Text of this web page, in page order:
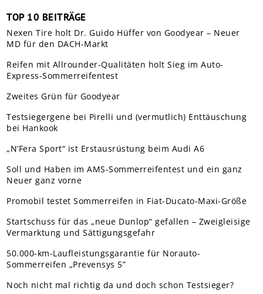
TOP 10 BEITRÄGE
Nexen Tire holt Dr. Guido Hüffer von Goodyear – Neuer
MD für den DACH-Markt
Reifen mit Allrounder-Qualitäten holt Sieg im Auto-
Express-Sommerreifentest
Zweites Grün für Goodyear
Testsiegergene bei Pirelli und (vermutlich) Enttäuschung
bei Hankook
„N’Fera Sport“ ist Erstausrüstung beim Audi A6
Soll und Haben im AMS-Sommerreifentest und ein ganz
Neuer ganz vorne
Promobil testet Sommerreifen in Fiat-Ducato-Maxi-Größe
Startschuss für das „neue Dunlop“ gefallen – Zweigleisige
Vermarktung und Sättigungsgefahr
50.000-km-Laufleistungsgarantie für Norauto-
Sommerreifen „Prevensys 5”
Noch nicht mal richtig da und doch schon Testsieger?